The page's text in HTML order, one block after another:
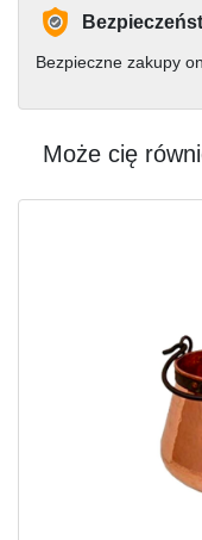
Bezpieczne zakupy
Może cię